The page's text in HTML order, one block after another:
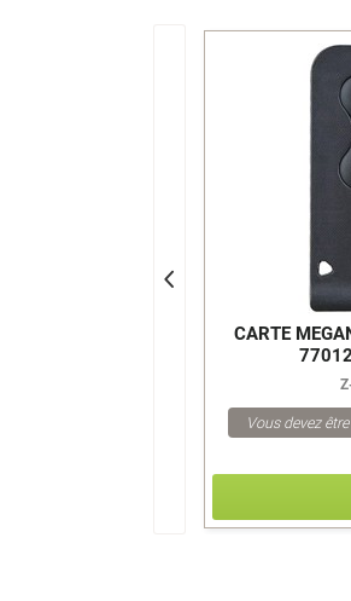
CARTE
Vous devez